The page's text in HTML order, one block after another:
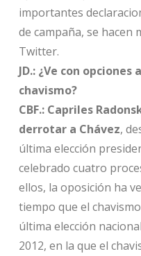
importantes
de campaña, se hacen
Twitter.
JD.: ¿Ve con
chavismo?
CBF.: Capriles
derrotar a Chávez,
última elección
celebrado cuatro
ellos, la oposición ha
tiempo que el
última elección
2012, en la que el